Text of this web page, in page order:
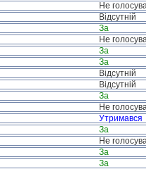
Не
Відсутній
За
Не
За
За
Відсутній
Відсутній
За
Не
Утримався
За
Не
За
За